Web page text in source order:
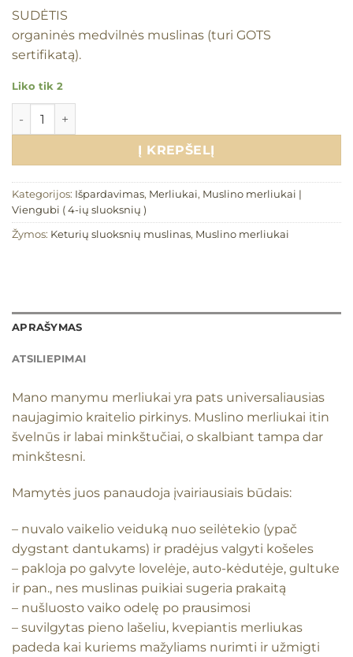
SUDĖTIS
organinės medvilnės muslinas (turi GOTS
sertifikatą).
Liko tik 2
produkto kiekis: GOTS muslino merliukai (50x50cm) 3vnt.
Į KREPŠELĮ
Kategorijos: Išpardavimas, Merliukai, Muslino merliukai |
Viengubi ( 4-ių sluoksnių )
Žymos: Keturių sluoksnių muslinas, Muslino merliukai
APRAŠYMAS
ATSILIEPIMAI
Mano manymu merliukai yra pats universaliausias
naujagimio kraitelio pirkinys. Muslino merliukai itin
švelnūs ir labai minkštučiai, o skalbiant tampa dar
minkštesni.
Mamytės juos panaudoja įvairiausiais būdais:
– nuvalo vaikelio veiduką nuo seilėtekio (ypač
dygstant dantukams) ir pradėjus valgyti košeles
– pakloja po galvyte lovelėje, auto-kėdutėje, gultuke
ir pan., nes muslinas puikiai sugeria prakaitą
– nušluosto vaiko odelę po prausimosi
– suvilgytas pieno lašeliu, kvepiantis merliukas
padeda kai kuriems mažyliams nurimti ir užmigti